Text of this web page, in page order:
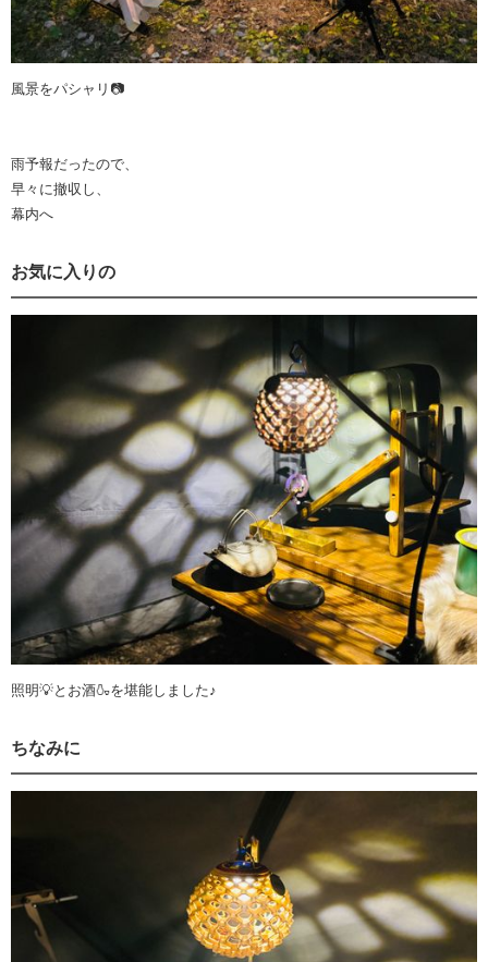
風景をパシャリ📷
雨予報だったので、
早々に撤収し、
幕内へ
お気に入りの
照明💡とお酒🍶を堪能しました♪
ちなみに